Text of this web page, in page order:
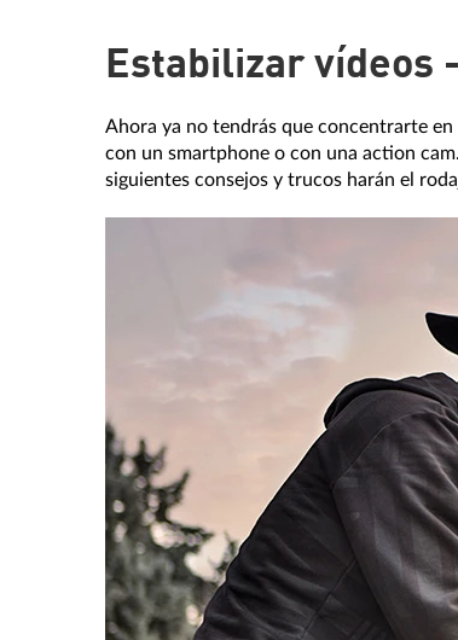
Estabilizar vídeos
Ahora ya no tendrás que concentrarte
con un smartphone o con una action
siguientes consejos y trucos harán el